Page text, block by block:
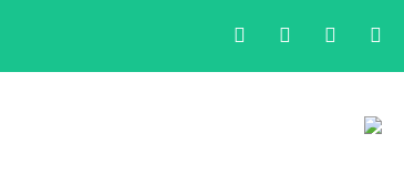
LDII Banten Helat Acara